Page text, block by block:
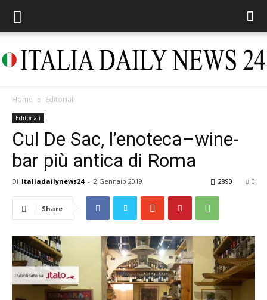
Daily
News
24
Home Editoriali
Editoriali
Cul De Sac, l’enoteca–wine-
bar più antica di Roma
Di italiadailynews24 - 2 Gennaio 2019 0
2890
Share